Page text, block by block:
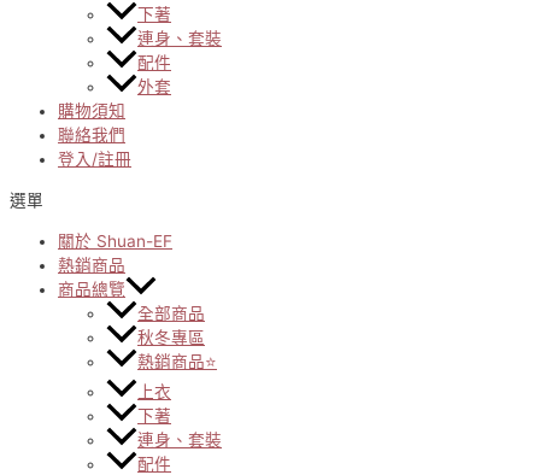
下著
連身、套裝
配件
外套
購物須知
聯絡我們
登入/註冊
選單
關於 Shuan-EF
熱銷商品
商品總覽
全部商品
秋冬專區
熱銷商品⭐
上衣
下著
連身、套裝
配件